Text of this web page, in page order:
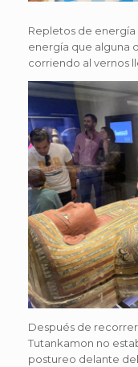
Repletos de energía
energía que alguna
corriendo al vernos
Después de
Tutankamon no
postureo delante